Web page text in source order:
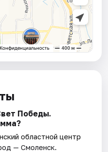
Победы.
областной центр
— Смоленск.